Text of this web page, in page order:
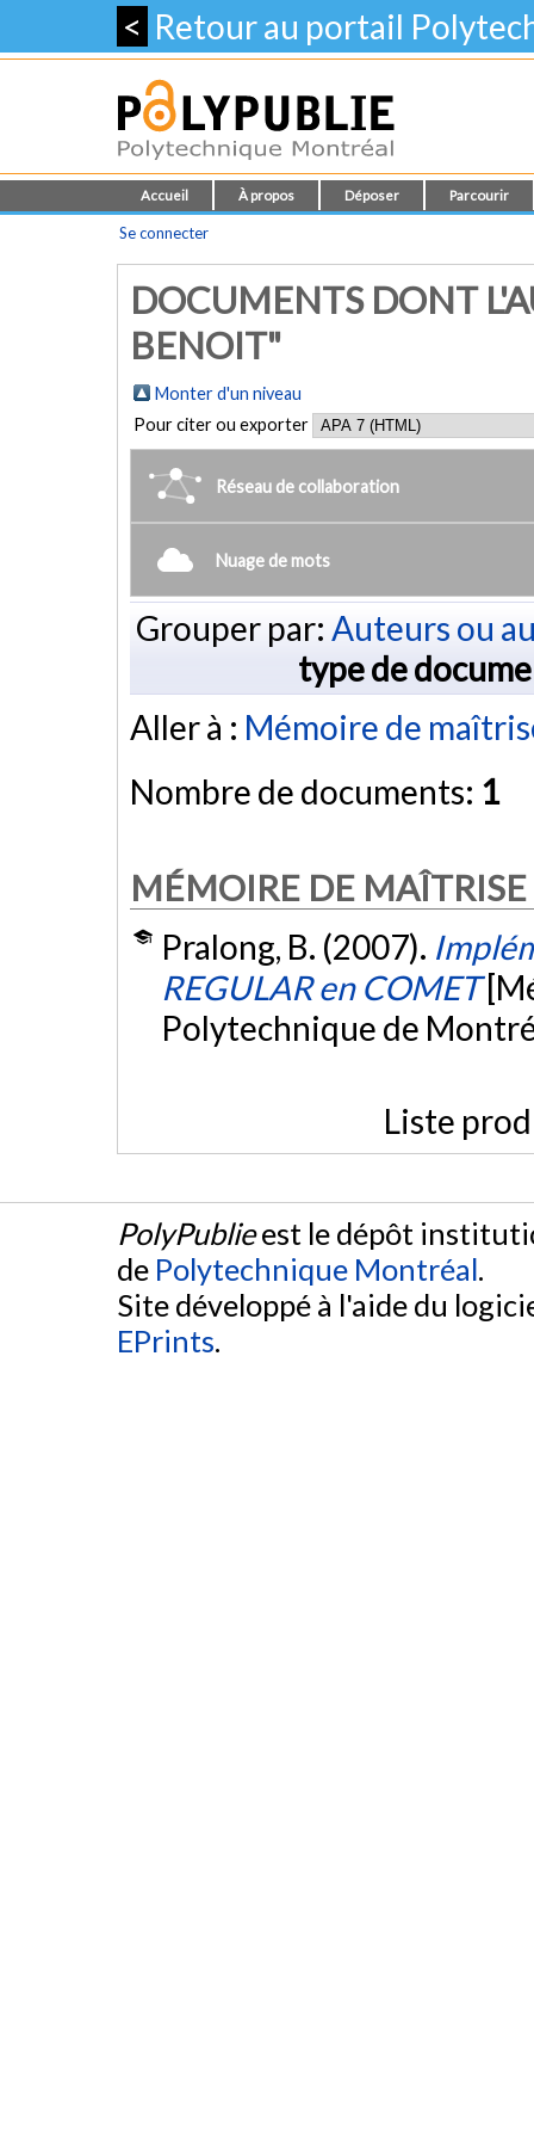
< Retour au portail
Accueil À propos Déposer Parcourir
Se connecter
DOCUMENTS DONT
BENOIT"
Monter d'un niveau
Pour citer ou exporter
Réseau de collaboration
Nuage de mots
Grouper par: Auteurs ou
type de
Aller à : Mémoire de
Nombre de documents: 1
MÉMOIRE DE MAÎTRISE
Pralong, B. (2007).
REGULAR en COMET
Polytechnique de
Liste
PolyPublieest le dépôt
de Polytechnique Montréal.
Site développé à l'aide du
EPrints.